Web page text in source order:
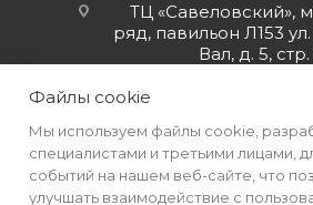
ТЦ «Савеловский»,
ряд, павильон Л153
Вал, д. 5, стр.
Файлы cookie
Мы используем файлы cookie,
специалистами и третьими лицами,
событий на нашем веб-сайте, что
улучшать взаимодействие с